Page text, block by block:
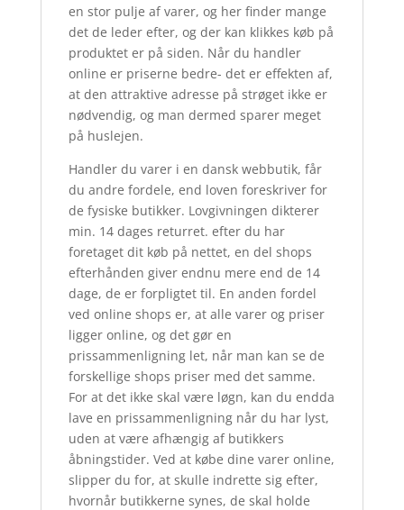
en stor pulje af varer, og her finder mange
det de leder efter, og der kan klikkes køb på
produktet er på siden. Når du handler
online er priserne bedre- det er effekten af,
at den attraktive adresse på strøget ikke er
nødvendig, og man dermed sparer meget
på huslejen.
Handler du varer i en dansk webbutik, får
du andre fordele, end loven foreskriver for
de fysiske butikker. Lovgivningen dikterer
min. 14 dages returret. efter du har
foretaget dit køb på nettet, en del shops
efterhånden giver endnu mere end de 14
dage, de er forpligtet til. En anden fordel
ved online shops er, at alle varer og priser
ligger online, og det gør en
prissammenligning let, når man kan se de
forskellige shops priser med det samme.
For at det ikke skal være løgn, kan du endda
lave en prissammenligning når du har lyst,
uden at være afhængig af butikkers
åbningstider. Ved at købe dine varer online,
slipper du for, at skulle indrette sig efter,
hvornår butikkerne synes, de skal holde